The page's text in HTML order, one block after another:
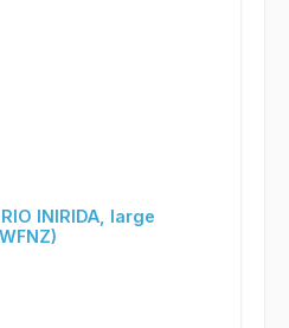
INIRIDA, large